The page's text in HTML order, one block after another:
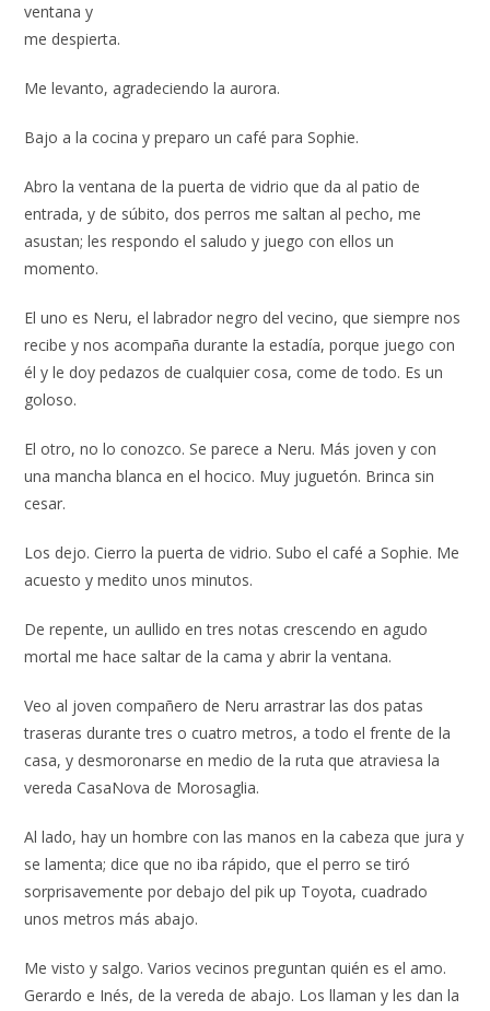
ventana y
me despierta.
Me levanto, agradeciendo la aurora.
Bajo a la cocina y preparo un café para Sophie.
Abro la ventana de la puerta de vidrio que da al patio de
entrada, y de súbito, dos perros me saltan al pecho, me
asustan; les respondo el saludo y juego con ellos un
momento.
El uno es Neru, el labrador negro del vecino, que siempre nos
recibe y nos acompaña durante la estadía, porque juego con
él y le doy pedazos de cualquier cosa, come de todo. Es un
goloso.
El otro, no lo conozco. Se parece a Neru. Más joven y con
una mancha blanca en el hocico. Muy juguetón. Brinca sin
cesar.
Los dejo. Cierro la puerta de vidrio. Subo el café a Sophie. Me
acuesto y medito unos minutos.
De repente, un aullido en tres notas crescendo en agudo
mortal me hace saltar de la cama y abrir la ventana.
Veo al joven compañero de Neru arrastrar las dos patas
traseras durante tres o cuatro metros, a todo el frente de la
casa, y desmoronarse en medio de la ruta que atraviesa la
vereda CasaNova de Morosaglia.
Al lado, hay un hombre con las manos en la cabeza que jura y
se lamenta; dice que no iba rápido, que el perro se tiró
sorprisavemente por debajo del pik up Toyota, cuadrado
unos metros más abajo.
Me visto y salgo. Varios vecinos preguntan quién es el amo.
Gerardo e Inés, de la vereda de abajo. Los llaman y les dan la